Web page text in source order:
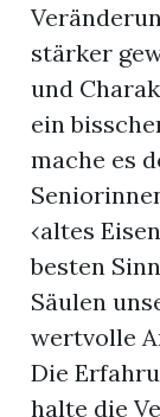
stärker
und
ein
mache es
‹altes
besten
Säulen
wertvolle
Die
halte die